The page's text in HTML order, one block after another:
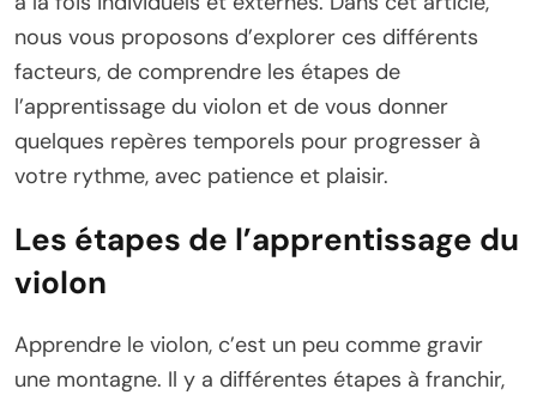
nous vous proposons d’explorer ces différents
facteurs, de comprendre les étapes de
l’apprentissage du violon et de vous donner
quelques repères temporels pour progresser à
votre rythme, avec patience et plaisir.
Les étapes de l’apprentissage du
violon
Apprendre le violon, c’est un peu comme gravir
une montagne. Il y a différentes étapes à franchir,